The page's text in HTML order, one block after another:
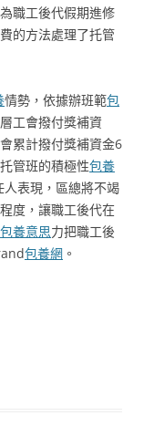
職工後代假期進修
費的方法處理了托管
情勢，依據辦班範包
工會撥付獎補資
累計撥付獎補資金6
管班的積極性包養
表現，區總將不竭
度，讓職工後代在
包養意思力把職工後
包養網 。